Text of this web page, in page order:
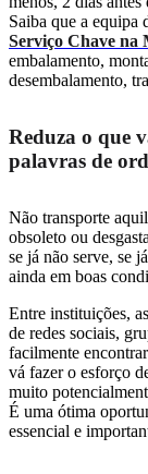
Saiba que a equipa
Serviço Chave na
embalamento,
desembalamento,
Reduza o que
palavras de
Não transporte
obsoleto ou
se já não serve, se
ainda em boas
Entre instituições,
de redes sociais,
facilmente
vá fazer o esforço
muito
É uma ótima
essencial e